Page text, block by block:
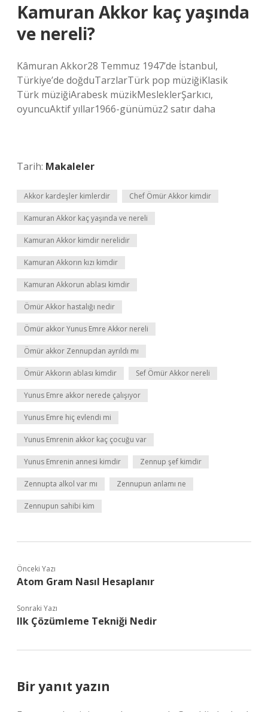
Kamuran Akkor kaç yaşında
ve nereli?
Kâmuran Akkor28 Temmuz 1947’de İstanbul,
Türkiye’de doğduTarzlarTürk pop müziğiKlasik
Türk müziğiArabesk müzikMesleklerŞarkıcı,
oyuncuAktif yıllar1966-günümüz2 satır daha
Tarih: Makaleler
Akkor kardeşler kimlerdir Chef Ömür Akkor kimdir
Kamuran Akkor kaç yaşında ve nereli
Kamuran Akkor kimdir nerelidir
Kamuran Akkorın kızı kimdir
Kamuran Akkorun ablası kimdir
Ömür Akkor hastalığı nedir
Ömür akkor Yunus Emre Akkor nereli
Ömür akkor Zennupdan ayrıldı mı
Ömür Akkorın ablası kimdir Sef Ömür Akkor nereli
Yunus Emre akkor nerede çalışıyor
Yunus Emre hiç evlendi mi
Yunus Emrenin akkor kaç çocuğu var
Yunus Emrenin annesi kimdir Zennup şef kimdir
Zennupta alkol var mı Zennupun anlamı ne
Zennupun sahibi kim
Önceki Yazı
Atom Gram Nasıl Hesaplanır
Sonraki Yazı
Ilk Çözümleme Tekniği Nedir
Bir yanıt yazın